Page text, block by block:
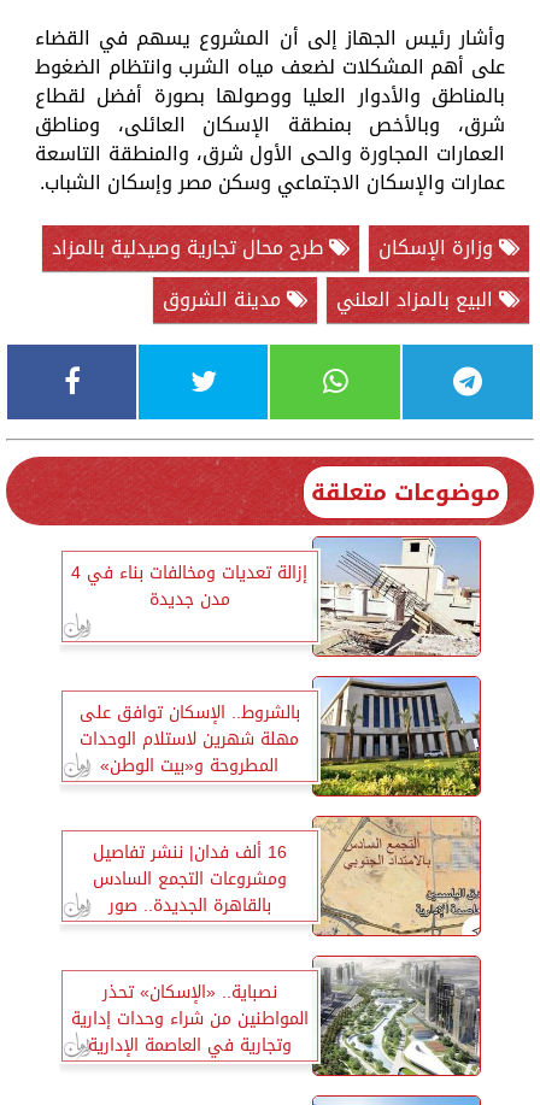
وأشار رئيس الجهاز إلى أن المشروع يسهم في القضاء
على أهم المشكلات لضعف مياه الشرب وانتظام الضغوط
بالمناطق والأدوار العليا ووصولها بصورة أفضل لقطاع
شرق، وبالأخص بمنطقة الإسكان العائلى، ومناطق
العمارات المجاورة والحى الأول شرق، والمنطقة التاسعة
عمارات والإسكان الاجتماعي وسكن مصر وإسكان الشباب.
وزارة الإسكان
طرح محال تجارية وصيدلية بالمزاد
البيع بالمزاد العلني
مدينة الشروق
موضوعات متعلقة
إزالة تعديات ومخالفات بناء في 4
مدن جديدة
بالشروط.. الإسكان توافق على
مهلة شهرين لاستلام الوحدات
المطروحة و«بيت الوطن»
16 ألف فدان| ننشر تفاصيل
ومشروعات التجمع السادس
بالقاهرة الجديدة.. صور
نصباية.. «الإسكان» تحذر
المواطنين من شراء وحدات إدارية
وتجارية في العاصمة الإدارية